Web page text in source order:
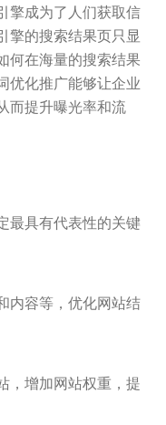
擎成为了人们获取信
擎的搜索结果页只显
何在海量的搜索结果
优化推广能够让企业
而提升曝光率和流
最具有代表性的关键
内容等，优化网站结
，增加网站权重，提